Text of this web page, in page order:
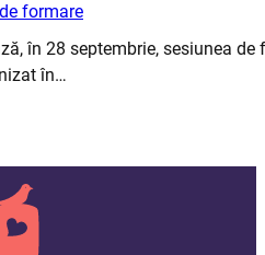
formare
în 28 septembrie, sesiunea
în…